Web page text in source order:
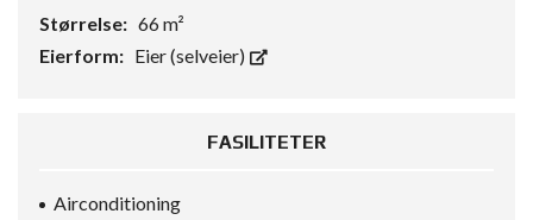
Størrelse: 66 m²
Eierform: Eier (selveier)
FASILITETER
Airconditioning